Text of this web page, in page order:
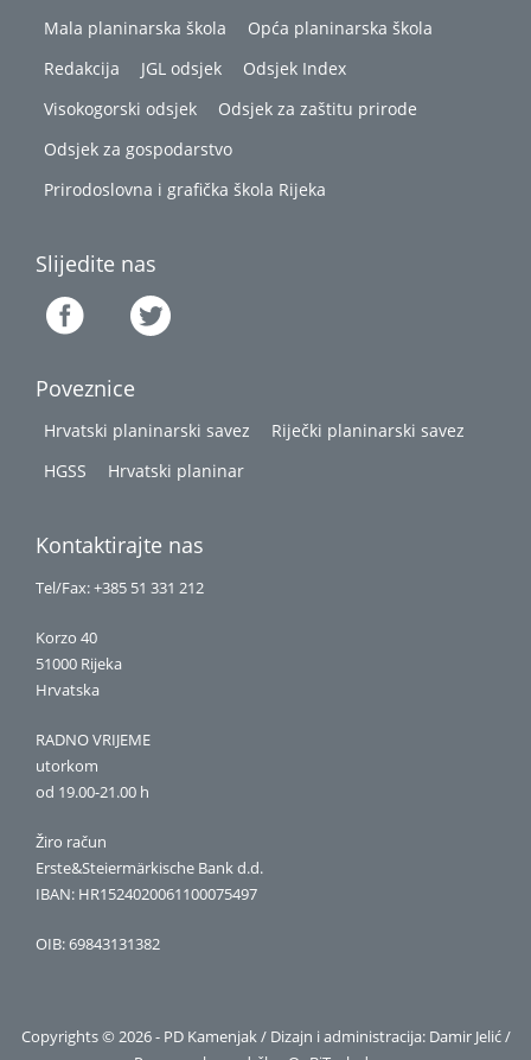
Mala planinarska škola
Opća planinarska škola
Redakcija
JGL odsjek
Odsjek Index
Visokogorski odsjek
Odsjek za zaštitu prirode
Odsjek za gospodarstvo
Prirodoslovna i grafička škola Rijeka
Slijedite nas
Poveznice
Hrvatski planinarski savez
Riječki planinarski savez
HGSS
Hrvatski planinar
Kontaktirajte nas
Tel/Fax: +385 51 331 212
Korzo 40
51000 Rijeka
Hrvatska
RADNO VRIJEME
utorkom
od 19.00-21.00 h
Žiro račun
Erste&Steiermärkische Bank d.d.
IBAN: HR1524020061100075497
OIB: 69843131382
Copyrights © 2026 - PD Kamenjak / Dizajn i administracija: Damir Jelić /